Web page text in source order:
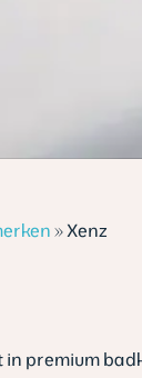
»Xenz
in premium